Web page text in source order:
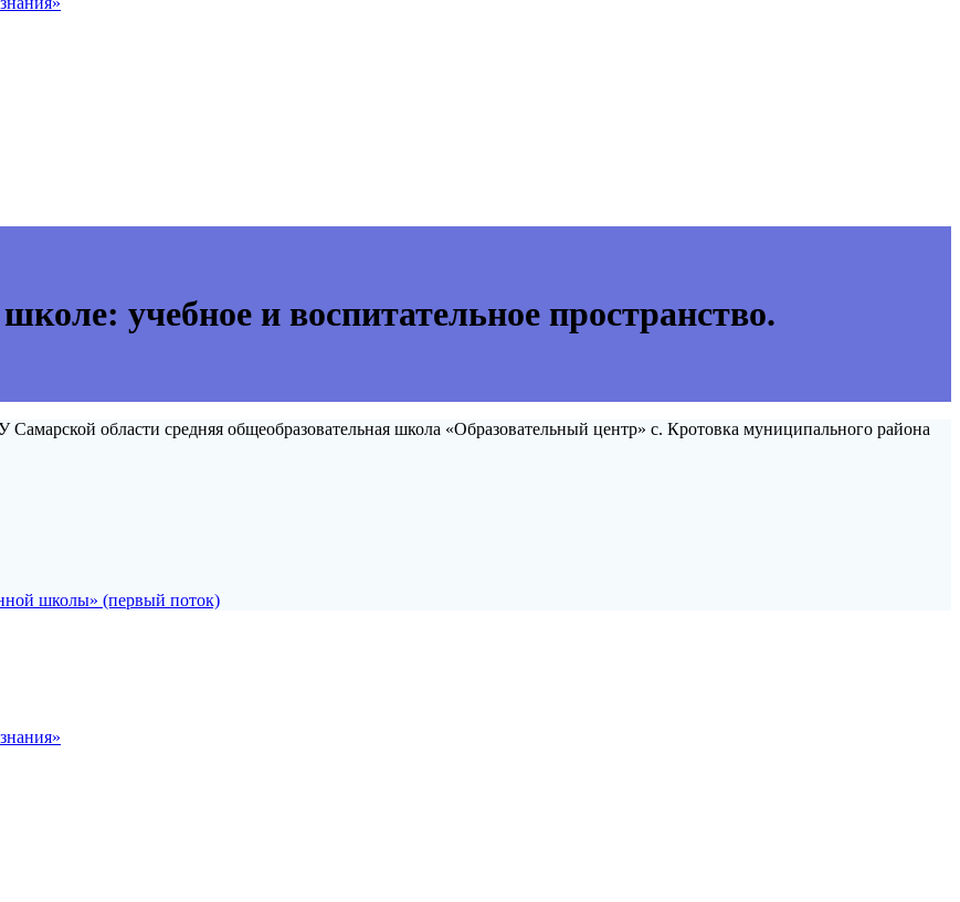
учебное и воспитательное пространство.
области средняя общеобразовательная школа «Образовательный центр» с. Кротовка муниципального района
школы» (первый поток)